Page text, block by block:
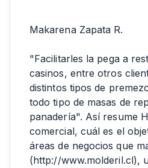
Makarena Zapata R.
"Facilitarles la pega a
casinos, entre otros
distintos tipos de
todo tipo de masas de
panadería". Así resume
comercial, cuál es el
áreas de negocios que
(http://www.molderil.cl),